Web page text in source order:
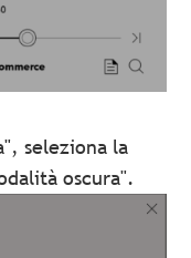
seleziona la
oscura".